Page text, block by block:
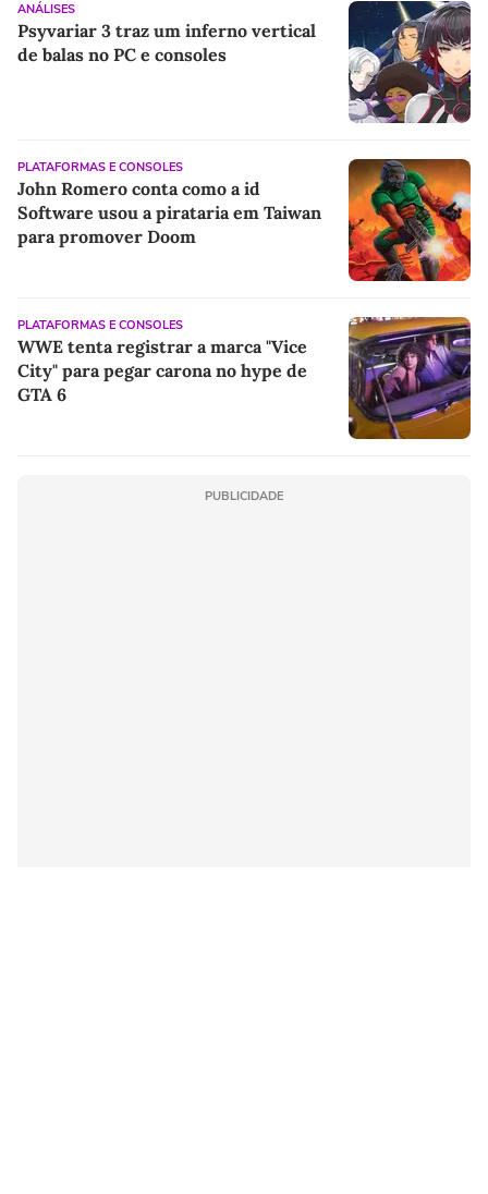
ANÁLISES
Psyvariar 3 traz um inferno vertical
de balas no PC e consoles
PLATAFORMAS E CONSOLES
John Romero conta como a id
Software usou a pirataria em Taiwan
para promover Doom
PLATAFORMAS E CONSOLES
WWE tenta registrar a marca "Vice
City" para pegar carona no hype de
GTA 6
PUBLICIDADE